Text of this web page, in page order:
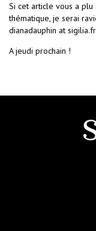
Si cet article vous a
thématique, je serai
dianadauphin at sigilia.fr
A jeudi prochain !